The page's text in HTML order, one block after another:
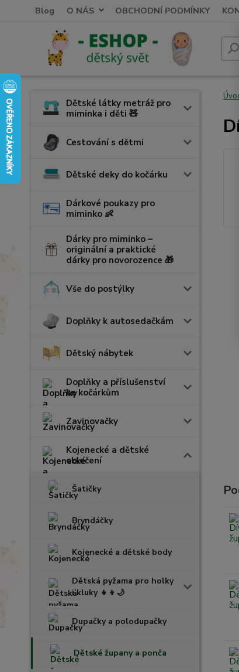
Blog O NÁS OBCHODNÍ PODMÍNKY
Dětské látky metráž pro
miminka i děti 🧸
Cestování s dětmi
Dětské deky do kočárku
Dárkové poukazy pro
miminko 👶
Dárky pro miminko –
originální a praktické
dárky pro novorozence 🎁
Vše do postýlky
Doplňky k autosedačkám
Dětský nábytek
Doplňky a příslušenství
ke kočárkům
Zavinovačky
Kojenecké a dětské
oblečení
Šatičky
Bryndáčky
Kojenecké a dětské body
Dětská pyžama pro holky
i kluky 👧👦🌙
Dupačky a polodupačky
Dětské župany a ponča